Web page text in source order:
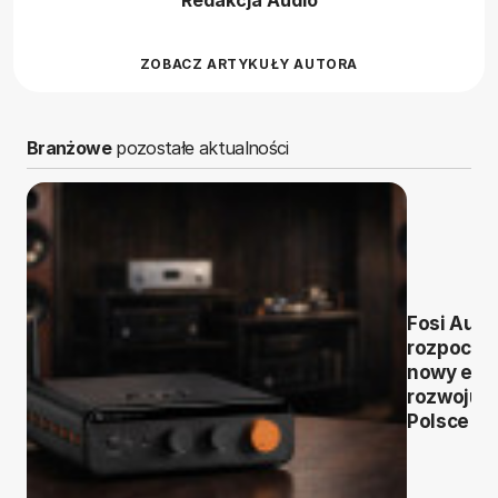
ZOBACZ ARTYKUŁY AUTORA
Branżowepozostałe aktualności
Fosi
nowy
rozwoju
Polsce